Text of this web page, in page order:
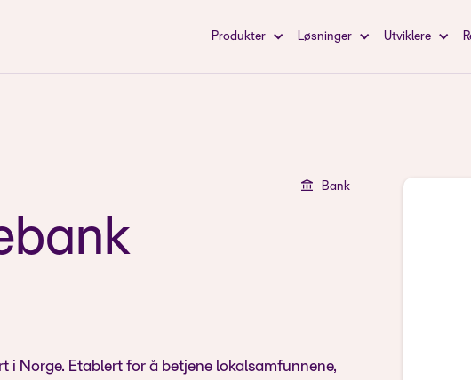
Produkter Løsninger Utviklere
Bank
i Norge. Etablert for å betjene lokalsamfunnene,